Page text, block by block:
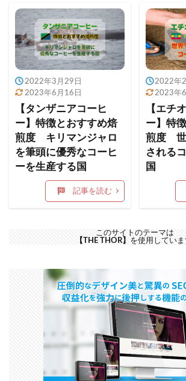
2022年3月29日
2023年6月16日
【タンザニアコーヒ
ー】特徴とおすすめ焙
煎度 キリマンジャロ
を筆頭に優秀なコーヒ
ーを生産する国
記事を読む
2022年
2023年
【エチ
ー】特
煎度 世
される
国
このサイトのテーマは
【THE THOR】
を使用していま